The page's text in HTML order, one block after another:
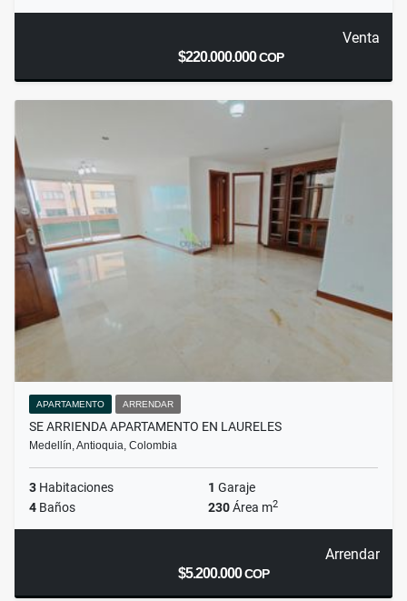
Venta
$220.000.000COP
APARTAMENTO ARRENDAR
SE ARRIENDA APARTAMENTO EN LAURELES
Medellín, Antioquia, Colombia
3 Habitaciones 1 Garaje
4 Baños 230Área m2
Arrendar
$5.200.000COP